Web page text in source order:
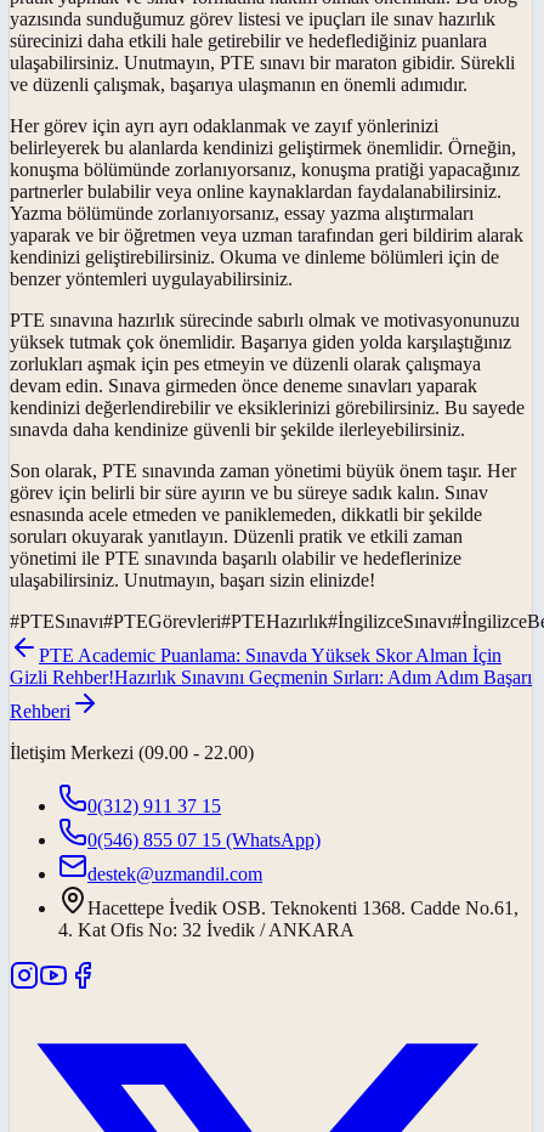
yazısında sunduğumuz görev listesi ve ipuçları ile sınav hazırlık
sürecinizi daha etkili hale getirebilir ve hedeflediğiniz puanlara
ulaşabilirsiniz. Unutmayın, PTE sınavı bir maraton gibidir. Sürekli
ve düzenli çalışmak, başarıya ulaşmanın en önemli adımıdır.
Her görev için ayrı ayrı odaklanmak ve zayıf yönlerinizi
belirleyerek bu alanlarda kendinizi geliştirmek önemlidir. Örneğin,
konuşma bölümünde zorlanıyorsanız, konuşma pratiği yapacağınız
partnerler bulabilir veya online kaynaklardan faydalanabilirsiniz.
Yazma bölümünde zorlanıyorsanız, essay yazma alıştırmaları
yaparak ve bir öğretmen veya uzman tarafından geri bildirim alarak
kendinizi geliştirebilirsiniz. Okuma ve dinleme bölümleri için de
benzer yöntemleri uygulayabilirsiniz.
PTE sınavına hazırlık sürecinde sabırlı olmak ve motivasyonunuzu
yüksek tutmak çok önemlidir. Başarıya giden yolda karşılaştığınız
zorlukları aşmak için pes etmeyin ve düzenli olarak çalışmaya
devam edin. Sınava girmeden önce deneme sınavları yaparak
kendinizi değerlendirebilir ve eksiklerinizi görebilirsiniz. Bu sayede
sınavda daha kendinize güvenli bir şekilde ilerleyebilirsiniz.
Son olarak, PTE sınavında zaman yönetimi büyük önem taşır. Her
görev için belirli bir süre ayırın ve bu süreye sadık kalın. Sınav
esnasında acele etmeden ve paniklemeden, dikkatli bir şekilde
soruları okuyarak yanıtlayın. Düzenli pratik ve etkili zaman
yönetimi ile PTE sınavında başarılı olabilir ve hedeflerinize
ulaşabilirsiniz. Unutmayın, başarı sizin elinizde!
#PTESınavı#PTEGörevleri#PTEHazırlık#İngilizceSınavı#
PTE Academic Puanlama: Sınavda Yüksek Skor Alman İçin
Gizli Rehber!Hazırlık Sınavını Geçmenin Sırları: Adım Adım Başarı
Rehberi
İletişim Merkezi (09.00 - 22.00)
0(312) 911 37 15
0(546) 855 07 15 (WhatsApp)
destek@uzmandil.com
Hacettepe İvedik OSB. Teknokenti 1368. Cadde No.61,
4. Kat Ofis No: 32 İvedik / ANKARA